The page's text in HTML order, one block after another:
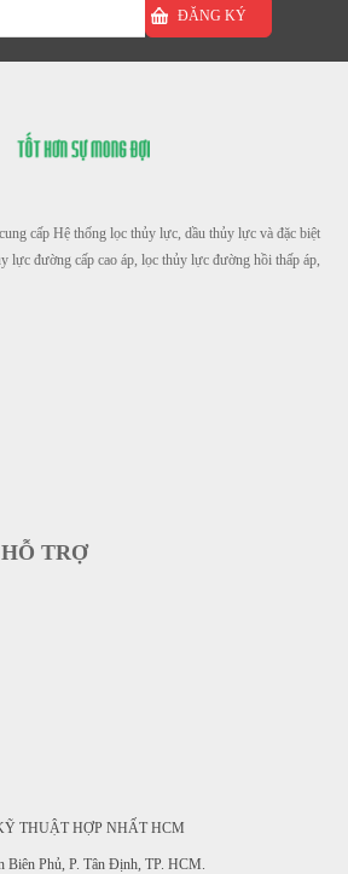
ĐĂNG KÝ
cấp Hệ thống lọc thủy lực, dầu thủy lực và đặc biệt
lực đường cấp cao áp, lọc thủy lực đường hồi thấp áp,
TRỢ
THUẬT HỢP NHẤT HCM
Phủ, P. Tân Định, TP. HCM.